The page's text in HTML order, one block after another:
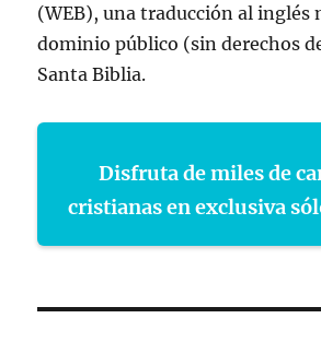
(WEB), una traducción al inglés
dominio público (sin derechos
Santa Biblia.
Disfruta de miles de
cristianas en exclusiva